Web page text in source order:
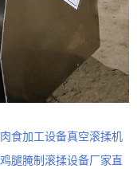
食加工设备真空滚揉机
腿腌制滚揉设备厂家直